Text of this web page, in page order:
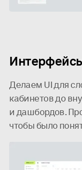
Делаем UI для
кабинетов до
и дашбордов.
чтобы было